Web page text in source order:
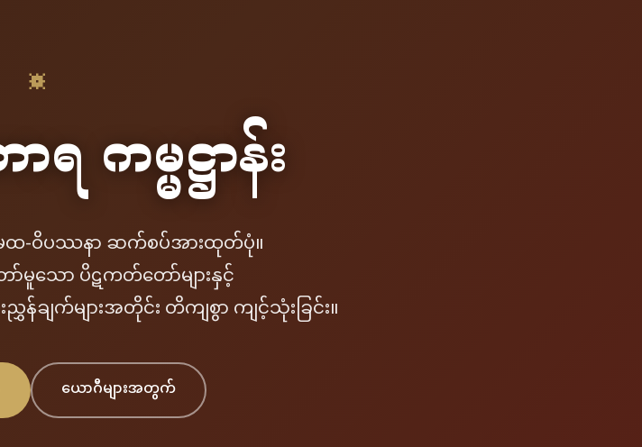
☸
ကမ္မဋ္ဌာန်း
မထ-ဝိပဿနာ ဆက်စပ်အားထုတ်ပုံ။
ာ်မူသော ပိဋကတ်တော်များနှင့်
ျက်များအတိုင်း တိကျစွာ ကျင့်သုံးခြင်း။
ယောဂီများအတွက်